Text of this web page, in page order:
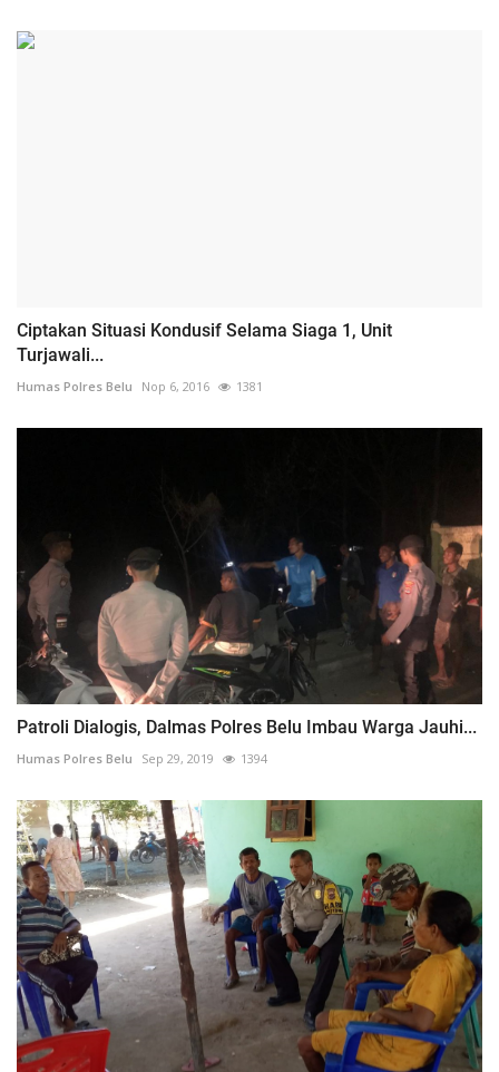
Ciptakan Situasi Kondusif Selama Siaga 1, Unit
Turjawali...
Humas Polres Belu Nop 6, 2016 1381
Patroli Dialogis, Dalmas Polres Belu Imbau Warga Jauhi...
Humas Polres Belu Sep 29, 2019 1394